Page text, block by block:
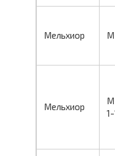
Мельхиор
Мельхиор
1-